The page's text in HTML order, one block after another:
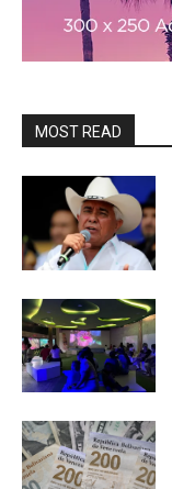
MOST READ